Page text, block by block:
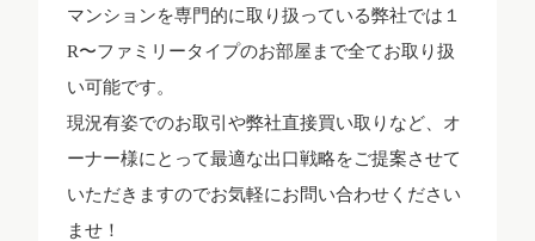
マンションを専門的に取り扱っている弊社では１
R〜ファミリータイプのお部屋まで全てお取り扱
い可能です。
現況有姿でのお取引や弊社直接買い取りなど、オ
ーナー様にとって最適な出口戦略をご提案させて
いただきますのでお気軽にお問い合わせください
ませ！